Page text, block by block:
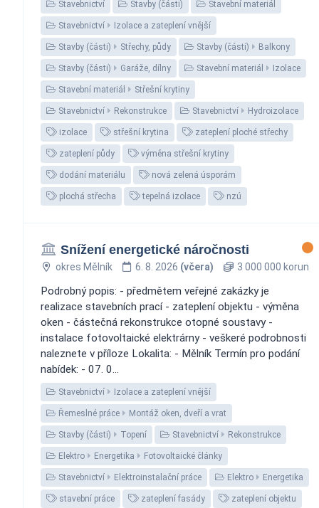
Stavebnictví Stavby (části) Stavební materiál
Stavebnictví Izolace a zateplení vnější
Stavby (části) Střechy, půdy Stavby (části) Balkony
Stavby (části) Garáže, dílny Stavební materiál Izolace
Stavební materiál Střešní krytiny
Stavebnictví Rekonstrukce Stavebnictví Hydroizolace
izolace střešní krytina zateplení ploché střechy
zateplení půdy výměna střešní krytiny
dodání materiálu nová zelená úsporám
plochá střecha tepelná izolace nzú
Snížení energetické náročnosti
okres Mělník 6. 8. 2026 (včera) 3 000 000 korun
Podrobný popis: - předmětem veřejné zakázky je
realizace stavebních prací - zateplení objektu - výměna
oken - částečná rekonstrukce otopné soustavy -
instalace fotovoltaické elektrárny - veškeré podrobnosti
naleznete v příloze Lokalita: - Mělník Termín pro podání
nabídek: - 07. 0...
Stavebnictví Izolace a zateplení vnější
Řemeslné práce Montáž oken, dveří a vrat
Stavby (části) Topení Stavebnictví Rekonstrukce
Elektro Energetika Fotovoltaické články
Stavebnictví Elektroinstalační práce Elektro Energetika
stavební práce zateplení fasády zateplení objektu